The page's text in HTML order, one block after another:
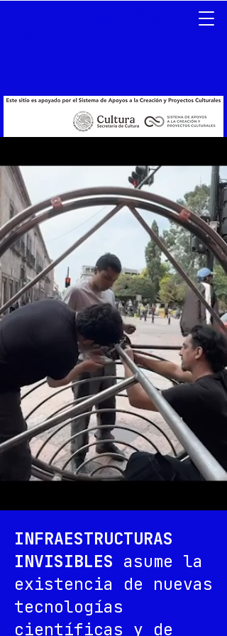
INFRAESTRUCTURAS
INVISIBLES asume la
existencia de nuevas
tecnologías
científicas y de